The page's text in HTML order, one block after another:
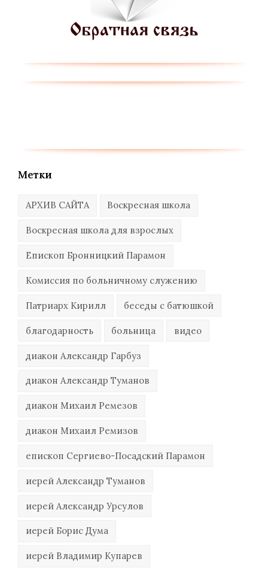
Метки
АРХИВ САЙТА Воскресная школа
Воскресная школа для взрослых
Епископ Бронницкий Парамон
Комиссия по больничному служению
Патриарх Кирилл беседы с батюшкой
благодарность больница видео
диакон Александр Гарбуз
диакон Александр Туманов
диакон Михаил Ремезов
диакон Михаил Ремизов
епископ Сергиево-Посадский Парамон
иерей Александр Туманов
иерей Александр Урсулов
иерей Борис Дума
иерей Владимир Купарев